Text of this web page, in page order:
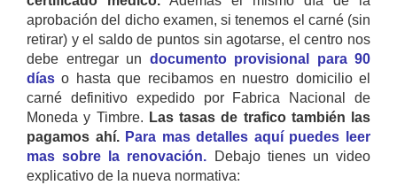
aprobación del dicho examen, si tenemos el carné (sin
retirar) y el saldo de puntos sin agotarse, el centro nos
debe entregar un documento provisional para 90
días o hasta que recibamos en nuestro domicilio el
carné definitivo expedido por Fabrica Nacional de
Moneda y Timbre. Las tasas de trafico también las
pagamos ahí. Para mas detalles aquí puedes leer
mas sobre la renovación. Debajo tienes un video
explicativo de la nueva normativa: